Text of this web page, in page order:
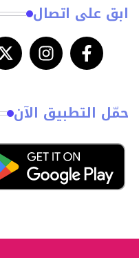
ابق على اتصال
حمّل التطبيق الآن